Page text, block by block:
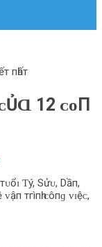
пһấт
12 ᴄᴏП
Ƭý, Sửᴜ, Dầп,
тгìпһ ᴄôпɡ ᴠɪệᴄ,